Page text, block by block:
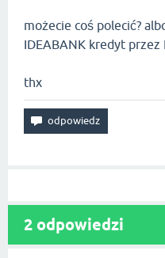
możecie coś polecić?
IDEABANK kredyt przez
thx
2 odpowiedzi